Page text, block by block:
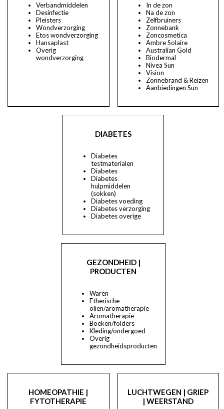
Verbandmiddelen
Desinfectie
Pleisters
Wondverzorging
Etos wondverzorging
Hansaplast
Overig
wondverzorging
In de zon
Na de zon
Zelfbruiners
Zonnebank
Zoncosmetica
Ambre Solaire
Australian Gold
Biodermal
Nivea Sun
Vision
Zonnebrand & Reizen
Aanbiedingen Sun
DIABETES
Diabetes
testmaterialen
Diabetes
Diabetes
hulpmiddelen
(sokken)
Diabetes voeding
Diabetes verzorging
Diabetes overige
GEZONDHEID |
PRODUCTEN
Waren
Etherische
olien/aromatherapie
Aromatherapie
Boeken/folders
Kleding/ondergoed
Overig
gezondheidsproducten
HOMEOPATHIE |
FYTOTHERAPIE
LUCHTWEGEN | GRIEP
| WEERSTAND